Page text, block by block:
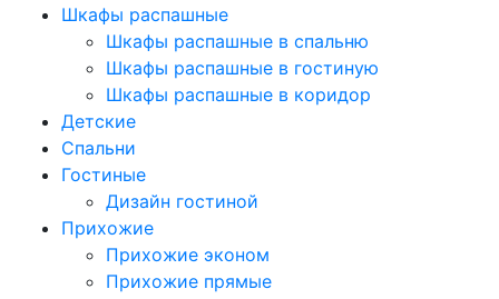
Шкафы распашные
Шкафы распашные в спальню
Шкафы распашные в гостиную
Шкафы распашные в коридор
Детские
Спальни
Гостиные
Дизайн гостиной
Прихожие
Прихожие эконом
Прихожие прямые